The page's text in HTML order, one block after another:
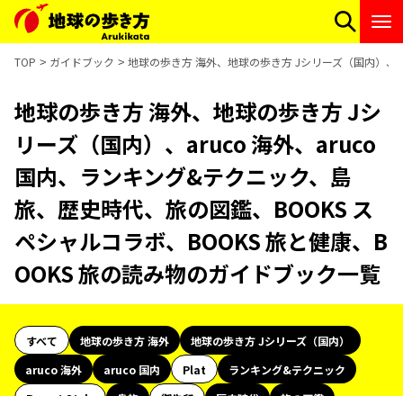
TOP ガイドブック 地球の歩き方 海外、地球の歩き方 Jシリーズ（国内）
地球の歩き方 海外、地球の歩き方 Jシ
リーズ（国内）、aruco 海外、aruco
国内、ランキング&テクニック、島
旅、歴史時代、旅の図鑑、BOOKS ス
ペシャルコラボ、BOOKS 旅と健康、B
OOKS 旅の読み物のガイドブック一覧
すべて 地球の歩き方 海外
地球の歩き方 Jシリーズ（国内）
aruco 海外
aruco 国内 Plat
ランキング&テクニック